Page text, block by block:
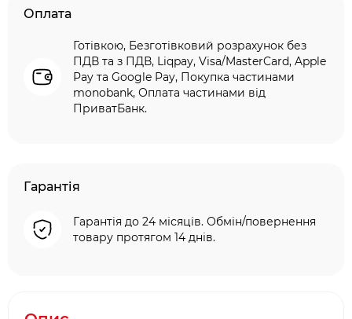
Оплата
Готівкою, Безготівковий розрахунок без
ПДВ та з ПДВ, Liqpay, Visa/MasterCard, Apple
Pay та Google Pay, Покупка частинами
monobank, Оплата частинами від
ПриватБанк.
Гарантія
Гарантія до 24 місяців. Обмін/повернення
товару протягом 14 днів.